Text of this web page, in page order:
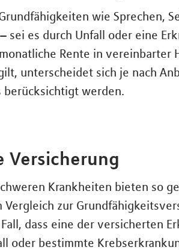
wie Sprechen,
sei es durch Unfall oder eine
Rente in vereinbarter
unterscheidet sich je nach
berücksichtigt werden.
Versicherung
Krankheiten bieten so
Vergleich zur
dass eine der versicherten
oder bestimmte